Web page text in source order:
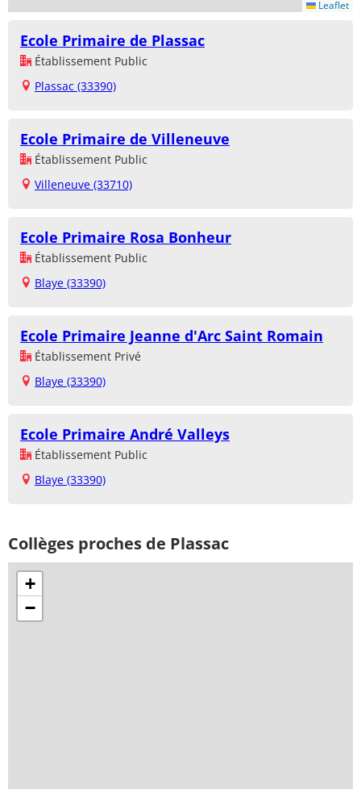
Leaflet
Ecole Primaire de Plassac
Établissement Public
Plassac (33390)
Ecole Primaire de Villeneuve
Établissement Public
Villeneuve (33710)
Ecole Primaire Rosa Bonheur
Établissement Public
Blaye (33390)
Ecole Primaire Jeanne d'Arc Saint Romain
Établissement Privé
Blaye (33390)
Ecole Primaire André Valleys
Établissement Public
Blaye (33390)
Collèges proches de Plassac
+
−